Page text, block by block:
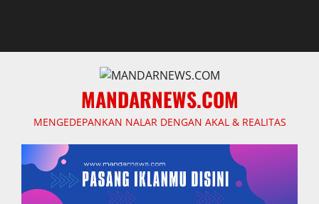
MANDARNEWS.COM
MENGEDEPANKAN NALAR DENGAN AKAL & REALITAS